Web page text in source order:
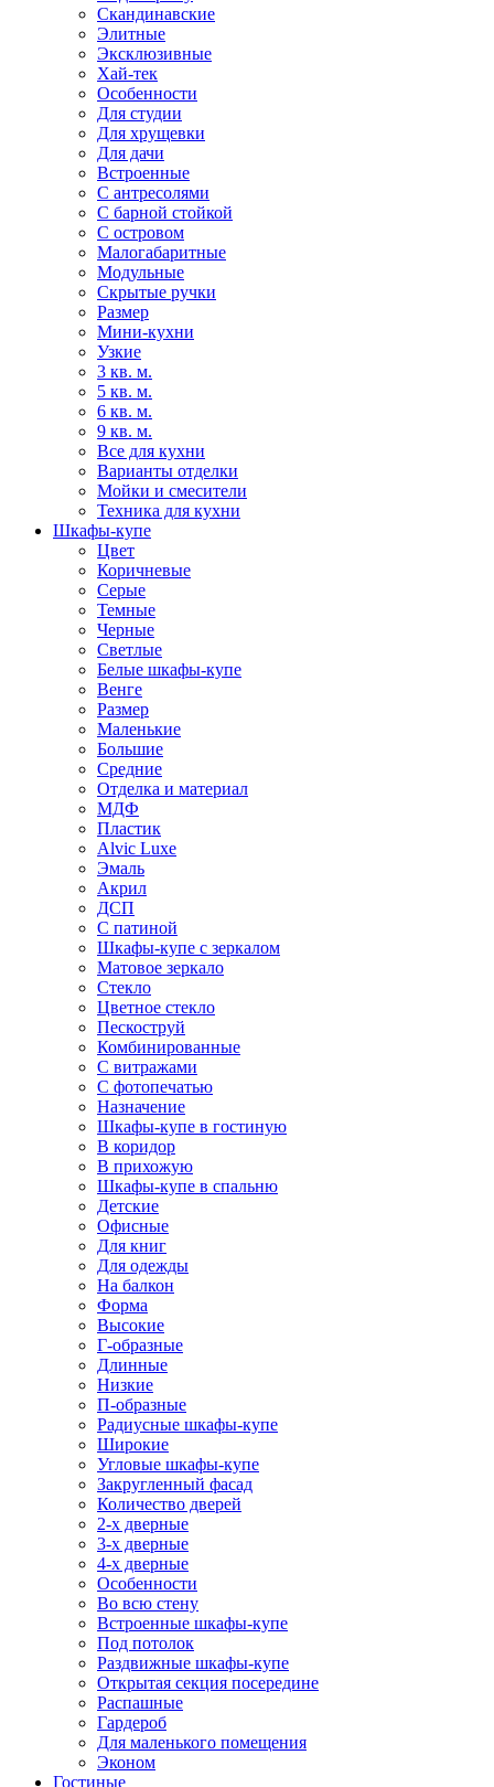
Скандинавские
Элитные
Эксклюзивные
Хай-тек
Особенности
Для студии
Для хрущевки
Для дачи
Встроенные
С антресолями
С барной стойкой
С островом
Малогабаритные
Модульные
Скрытые ручки
Размер
Мини-кухни
Узкие
3 кв. м.
5 кв. м.
6 кв. м.
9 кв. м.
Все для кухни
Варианты отделки
Мойки и смесители
Техника для кухни
Шкафы-купе
Цвет
Коричневые
Серые
Темные
Черные
Светлые
Белые шкафы-купе
Венге
Размер
Маленькие
Большие
Средние
Отделка и материал
МДФ
Пластик
Alvic Luxe
Эмаль
Акрил
ДСП
С патиной
Шкафы-купе с зеркалом
Матовое зеркало
Стекло
Цветное стекло
Пескоструй
Комбинированные
С витражами
С фотопечатью
Назначение
Шкафы-купе в гостиную
В коридор
В прихожую
Шкафы-купе в спальню
Детские
Офисные
Для книг
Для одежды
На балкон
Форма
Высокие
Г-образные
Длинные
Низкие
П-образные
Радиусные шкафы-купе
Широкие
Угловые шкафы-купе
Закругленный фасад
Количество дверей
2-х дверные
3-х дверные
4-х дверные
Особенности
Во всю стену
Встроенные шкафы-купе
Под потолок
Раздвижные шкафы-купе
Открытая секция посередине
Распашные
Гардероб
Для маленького помещения
Эконом
Гостиные